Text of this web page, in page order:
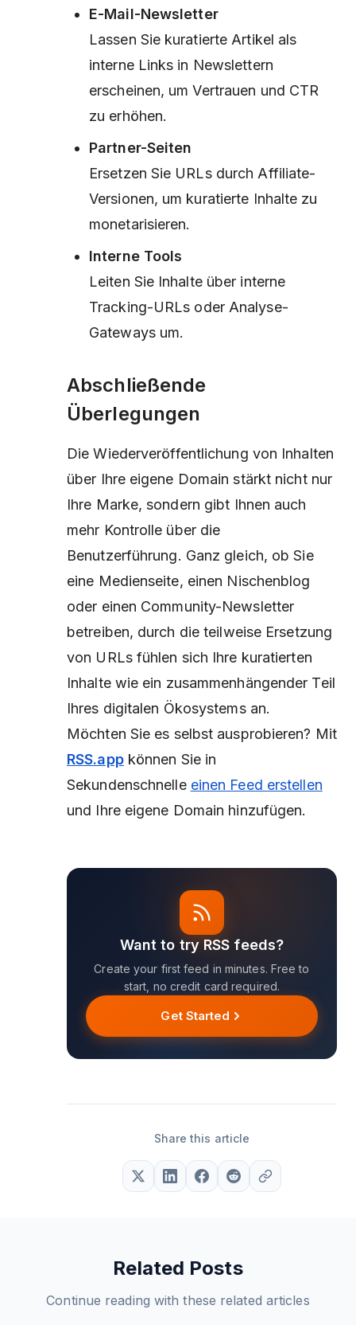
E-Mail-Newsletter
Lassen Sie kuratierte Artikel als
interne Links in Newslettern
erscheinen, um Vertrauen und CTR
zu erhöhen.
Partner-Seiten
Ersetzen Sie URLs durch Affiliate-
Versionen, um kuratierte Inhalte zu
monetarisieren.
Interne Tools
Leiten Sie Inhalte über interne
Tracking-URLs oder Analyse-
Gateways um.
Abschließende
Überlegungen
Die Wiederveröffentlichung von Inhalten
über Ihre eigene Domain stärkt nicht nur
Ihre Marke, sondern gibt Ihnen auch
mehr Kontrolle über die
Benutzerführung. Ganz gleich, ob Sie
eine Medienseite, einen Nischenblog
oder einen Community-Newsletter
betreiben, durch die teilweise Ersetzung
von URLs fühlen sich Ihre kuratierten
Inhalte wie ein zusammenhängender Teil
Ihres digitalen Ökosystems an.
Möchten Sie es selbst ausprobieren? Mit
RSS.appkönnen Sie in
Sekundenschnelle einen Feed erstellen
und Ihre eigene Domain hinzufügen.
Want to try RSS feeds?
Create your first feed in minutes. Free to
start, no credit card required.
Get Started
Share this article
Related Posts
Continue reading with these related articles